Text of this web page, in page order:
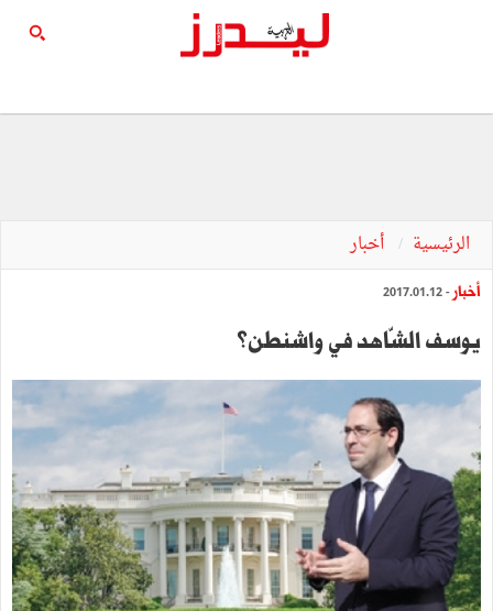
الرئيسية أخبار
أخبار - 2017.01.12
يوسف‭ ‬الشّاهد‭ ‬في‭ ‬واشنطن؟